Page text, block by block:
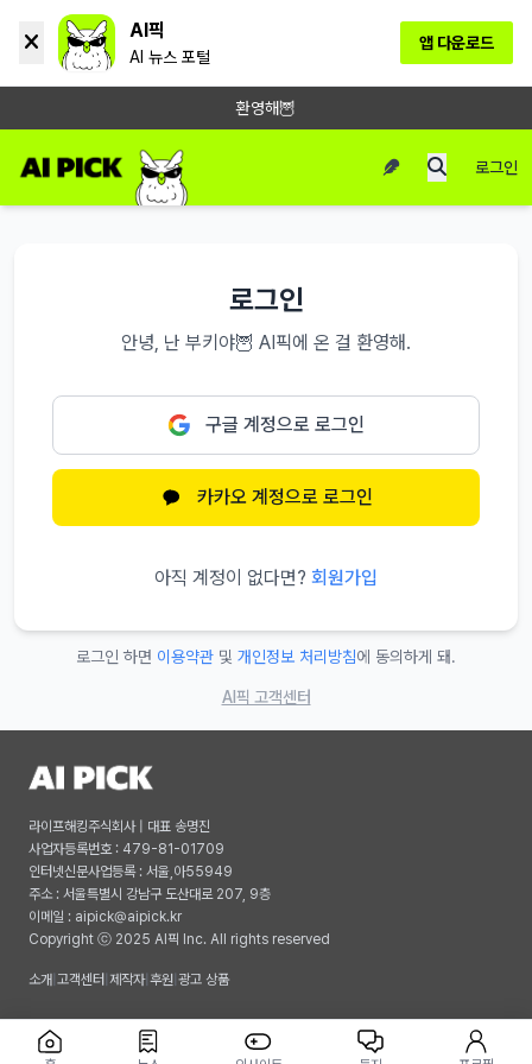
AI픽
AI 뉴스 포털
앱 다운로드
환영해🦉
로그인
로그인
안녕, 난 부키야🦉 AI픽에 온 걸 환영해.
구글 계정으로 로그인
카카오 계정으로 로그인
아직 계정이 없다면? 회원가입
로그인 하면 이용약관 및 개인정보 처리방침에 동의하게 돼.
AI픽 고객센터
라이프해킹주식회사 | 대표 송명진
사업자등록번호 : 479-81-01709
인터넷신문사업등록 : 서울,아55949
주소 : 서울특별시 강남구 도산대로 207, 9층
이메일 : aipick@aipick.kr
Copyright ⓒ 2025 AI픽 Inc. All rights reserved
소개 고객센터 제작자| 후원 광고 상품